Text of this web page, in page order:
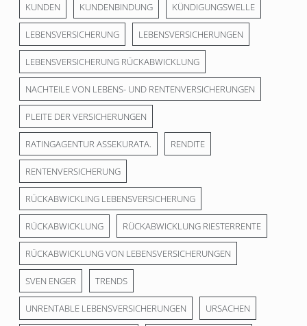
KUNDEN KUNDENBINDUNG KÜNDIGUNGSWELLE
LEBENSVERSICHERUNG LEBENSVERSICHERUNGEN
LEBENSVERSICHERUNG RÜCKABWICKLUNG
NACHTEILE VON LEBENS- UND RENTENVERSICHERUNGEN
PLEITE DER VERSICHERUNGEN
RATINGAGENTUR ASSEKURATA. RENDITE
RENTENVERSICHERUNG
RÜCKABWICKLING LEBENSVERSICHERUNG
RÜCKABWICKLUNG RÜCKABWICKLUNG RIESTERRENTE
RÜCKABWICKLUNG VON LEBENSVERSICHERUNGEN
SVEN ENGER TRENDS
UNRENTABLE LEBENSVERSICHERUNGEN URSACHEN